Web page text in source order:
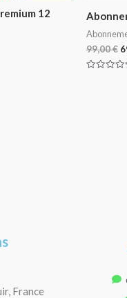
12
99,00€
France